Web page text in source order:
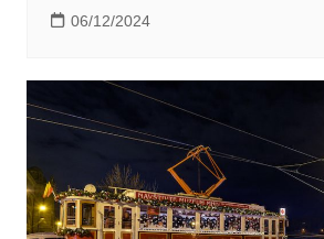
06/12/2024